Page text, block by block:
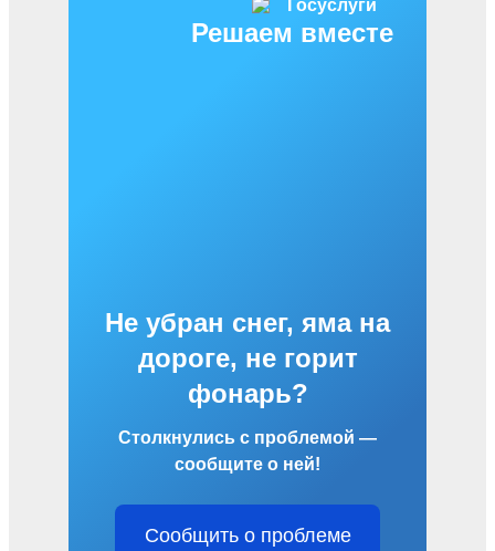
Решаем вместе
Не убран снег, яма на
дороге, не горит
фонарь?
Столкнулись с проблемой —
сообщите о ней!
Сообщить о проблеме